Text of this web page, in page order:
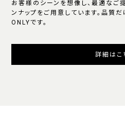
お客様のシーンを想像し、最適なご
ンナップをご用意しています。品質
ONLYです。
詳細はこ